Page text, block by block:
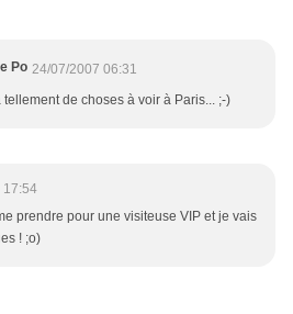
Po 24/07/2007 06:31
tellement de choses à voir à Paris... ;-)
17:54
prendre pour une visiteuse VIP et je vais
! ;o)